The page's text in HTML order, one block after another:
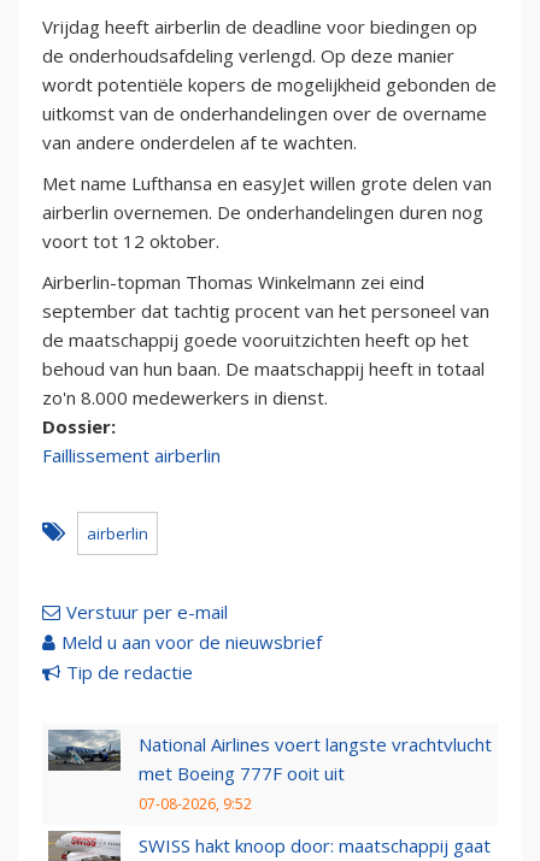
Vrijdag heeft airberlin de deadline voor biedingen op
de onderhoudsafdeling verlengd. Op deze manier
wordt potentiële kopers de mogelijkheid gebonden de
uitkomst van de onderhandelingen over de overname
van andere onderdelen af te wachten.
Met name Lufthansa en easyJet willen grote delen van
airberlin overnemen. De onderhandelingen duren nog
voort tot 12 oktober.
Airberlin-topman Thomas Winkelmann zei eind
september dat tachtig procent van het personeel van
de maatschappij goede vooruitzichten heeft op het
behoud van hun baan. De maatschappij heeft in totaal
zo'n 8.000 medewerkers in dienst.
Dossier:
Faillissement airberlin
airberlin
Verstuur per e-mail
Meld u aan voor de nieuwsbrief
Tip de redactie
National Airlines voert langste vrachtvlucht
met Boeing 777F ooit uit
07-08-2026, 9:52
SWISS hakt knoop door: maatschappij gaat